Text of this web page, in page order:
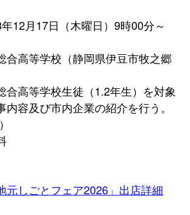
年12月17日（木曜日）9時00分～
合高等学校（静岡県伊豆市牧之郷
合高等学校生徒（1.2年生）を対象
内容及び市内企業の紹介を行う。
元しごとフェア2026」出店詳細